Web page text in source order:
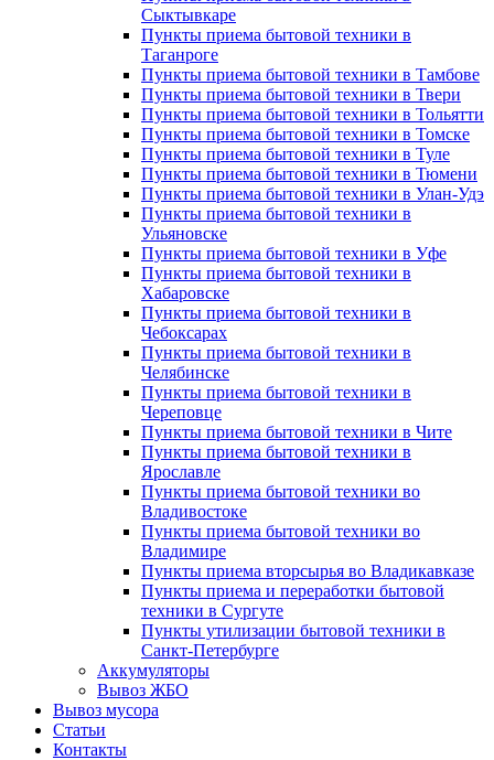
Сыктывкаре
Пункты приема бытовой техники в
Таганроге
Пункты приема бытовой техники в Тамбове
Пункты приема бытовой техники в Твери
Пункты приема бытовой техники в Тольятти
Пункты приема бытовой техники в Томске
Пункты приема бытовой техники в Туле
Пункты приема бытовой техники в Тюмени
Пункты приема бытовой техники в Улан-Удэ
Пункты приема бытовой техники в
Ульяновске
Пункты приема бытовой техники в Уфе
Пункты приема бытовой техники в
Хабаровске
Пункты приема бытовой техники в
Чебоксарах
Пункты приема бытовой техники в
Челябинске
Пункты приема бытовой техники в
Череповце
Пункты приема бытовой техники в Чите
Пункты приема бытовой техники в
Ярославле
Пункты приема бытовой техники во
Владивостоке
Пункты приема бытовой техники во
Владимире
Пункты приема вторсырья во Владикавказе
Пункты приема и переработки бытовой
техники в Сургуте
Пункты утилизации бытовой техники в
Санкт-Петербурге
Аккумуляторы
Вывоз ЖБО
Вывоз мусора
Статьи
Контакты